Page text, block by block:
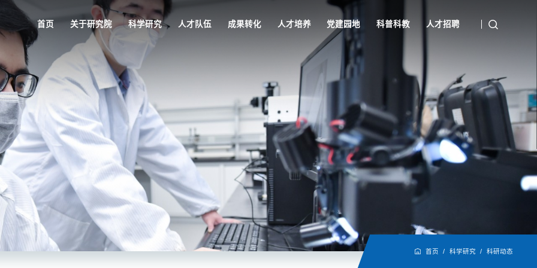
首页 关于研究院 科学研究 人才队伍 成果转化 人才培养 党建园地 科普科教 人才招聘
首页 / 科学研究 / 科研动态